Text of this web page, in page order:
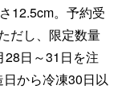
12.5cm。予約受
だし、限定数量
28日～31日を注
から冷凍30日以